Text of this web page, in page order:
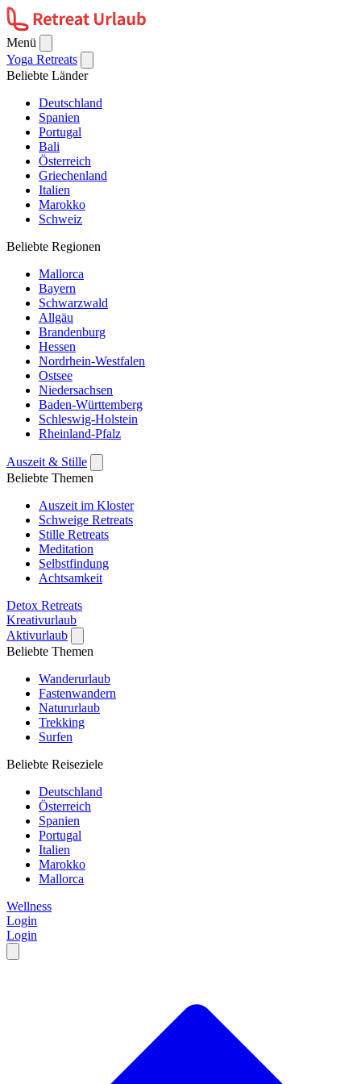
Menü
Yoga Retreats
Beliebte Länder
Deutschland
Spanien
Portugal
Bali
Österreich
Griechenland
Italien
Marokko
Schweiz
Beliebte Regionen
Mallorca
Bayern
Schwarzwald
Allgäu
Brandenburg
Hessen
Nordrhein-Westfalen
Ostsee
Niedersachsen
Baden-Württemberg
Schleswig-Holstein
Rheinland-Pfalz
Auszeit & Stille
Beliebte Themen
Auszeit im Kloster
Schweige Retreats
Stille Retreats
Meditation
Selbstfindung
Achtsamkeit
Detox Retreats
Kreativurlaub
Aktivurlaub
Beliebte Themen
Wanderurlaub
Fastenwandern
Natururlaub
Trekking
Surfen
Beliebte Reiseziele
Deutschland
Österreich
Spanien
Portugal
Italien
Marokko
Mallorca
Wellness
Login
Login